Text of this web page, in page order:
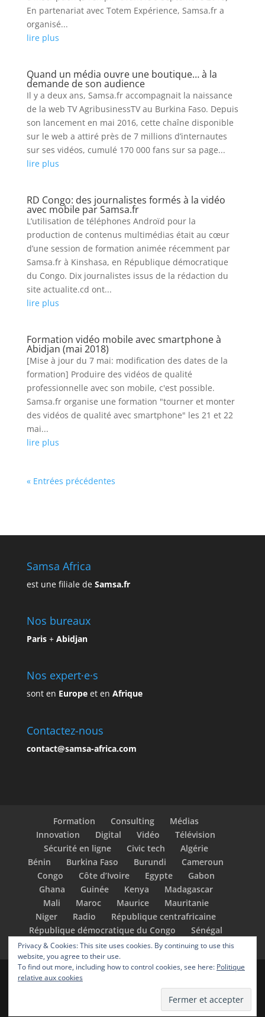
En partenariat avec Totem Expérience, Samsa.fr a
organisé...
lire plus
Quand un média ouvre une boutique… à la
demande de son audience
Il y a deux ans, Samsa.fr accompagnait la naissance
de la web TV AgribusinessTV au Burkina Faso. Depuis
son lancement en mai 2016, cette chaîne disponible
sur le web a attiré près de 7 millions d’internautes
sur ses vidéos, cumulé 170 000 fans sur sa page...
lire plus
RD Congo: des journalistes formés à la vidéo
avec mobile par Samsa.fr
L’utilisation de téléphones Androïd pour la
production de contenus multimédias était au cœur
d’une session de formation animée récemment par
Samsa.fr à Kinshasa, en République démocratique
du Congo. Dix journalistes issus de la rédaction du
site actualite.cd ont...
lire plus
Formation vidéo mobile avec smartphone à
Abidjan (mai 2018)
[Mise à jour du 7 mai: modification des dates de la
formation] Produire des vidéos de qualité
professionnelle avec son mobile, c'est possible.
Samsa.fr organise une formation "tourner et monter
des vidéos de qualité avec smartphone" les 21 et 22
mai...
lire plus
« Entrées précédentes
Samsa Africa
est une filiale de Samsa.fr
Nos bureaux
Paris+ Abidjan
Nos expert·e·s
sont en Europeet en Afrique
Contactez-nous
contact@samsa-africa.com
Formation Consulting
Médias
Innovation
Digital Vidéo
Télévision
Sécurité en ligne
Civic tech
Algérie
Bénin
Burkina Faso Burundi
Cameroun
Congo
Côte d’Ivoire Egypte
Gabon
Ghana
Guinée Kenya
Madagascar
Mali
Maroc Maurice
Mauritanie
Niger
Radio
République centrafricaine
République démocratique du Congo
Sénégal
Tchad
Togo Tunisie
| Propulsé par
Privacy & Cookies: This site uses cookies. By continuing to use this
website, you agree to their use.
To find out more, including how to control cookies, see here: Politique
relative aux cookies